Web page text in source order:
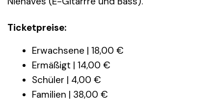
Ticketpreise:
Erwachsene | 18,00 €
Ermäßigt | 14,00 €
Schüler | 4,00 €
Familien | 38,00 €